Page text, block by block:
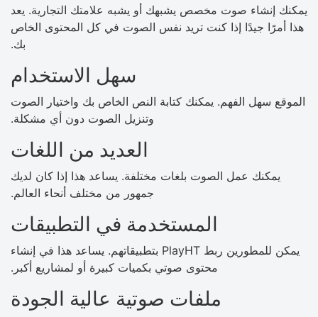
يمكنك إنشاء صوت مخصص يشبهك أو يشبه علامتك التجارية. يعد
هذا أمرًا جيدًا إذا كنت تريد نفس الصوت في كل المحتوى الخاص
بك.
سهل الاستخدام
الموقع سهل الفهم. يمكنك كتابة النص الخاص بك واختيار الصوت
وتنزيل الصوت دون أي مشكلة.
العديد من اللغات
يمكنك عمل الصوت بلغات مختلفة. يساعد هذا إذا كان لديك
جمهور من مختلف أنحاء العالم.
المستخدمة في التطبيقات
يمكن للمطورين ربط PlayHT بتطبيقاتهم. يساعد هذا في إنشاء
محتوى صوتي بكميات كبيرة أو لمشاريع أكبر.
ملفات صوتية عالية الجودة